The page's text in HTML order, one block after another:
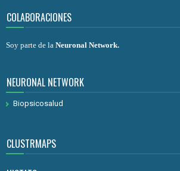
COLABORACIONES
Soy parte de la Neuronal Network.
NEURONAL NETWORK
Biopsicosalud
CLUSTRMAPS